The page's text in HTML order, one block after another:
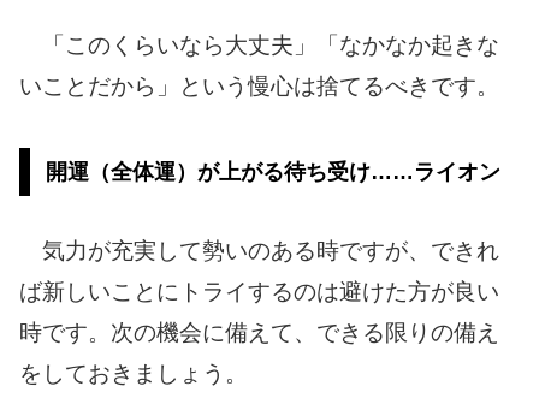
「このくらいなら大丈夫」「なかなか起きな
いことだから」という慢心は捨てるべきです。
開運（全体運）が上がる待ち受け……ライオン
気力が充実して勢いのある時ですが、できれ
ば新しいことにトライするのは避けた方が良い
時です。次の機会に備えて、できる限りの備え
をしておきましょう。